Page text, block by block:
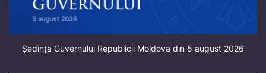
Ședința Guvernului Republicii Moldova din 5 august 2026